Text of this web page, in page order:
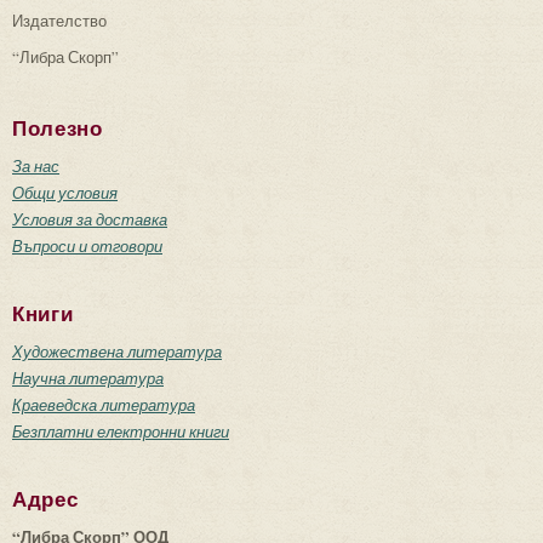
Издателство
“Либра Скорп”
Полезно
За нас
Общи условия
Условия за доставка
Въпроси и отговори
Книги
Художествена литература
Научна литература
Краеведска литература
Безплатни електронни книги
Адрес
“Либра Скорп” ООД